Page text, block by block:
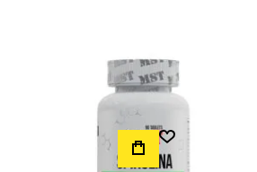
Додати до Списку Бажань